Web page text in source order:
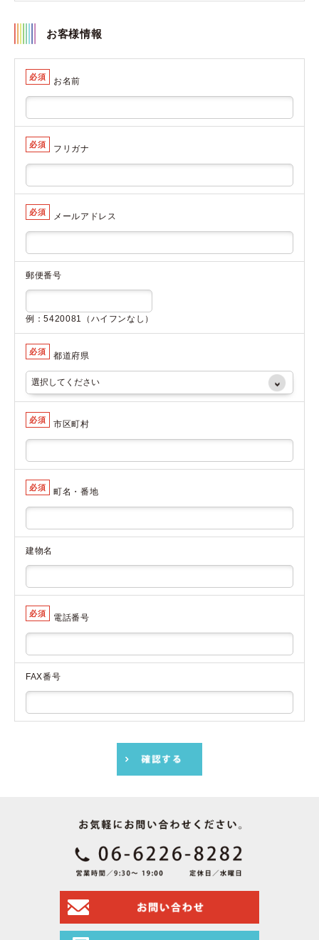
お客様情報
必須 お名前
必須 フリガナ
必須 メールアドレス
郵便番号
例：5420081（ハイフンなし）
必須 都道府県
必須 市区町村
必須 町名・番地
建物名
必須 電話番号
FAX番号